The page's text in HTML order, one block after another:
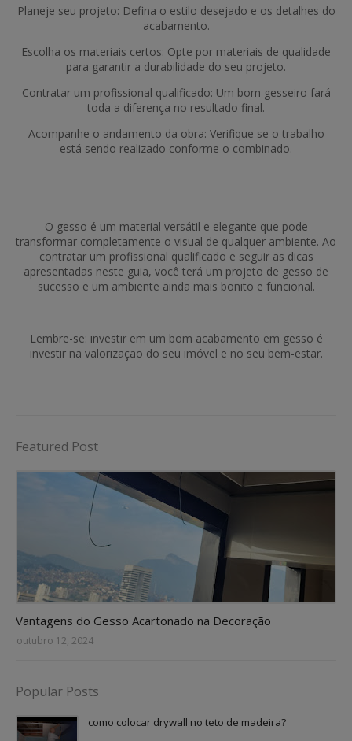
Planeje seu projeto: Defina o estilo desejado e os detalhes do
acabamento.
Escolha os materiais certos: Opte por materiais de qualidade
para garantir a durabilidade do seu projeto.
Contratar um profissional qualificado: Um bom gesseiro fará
toda a diferença no resultado final.
Acompanhe o andamento da obra: Verifique se o trabalho
está sendo realizado conforme o combinado.
O gesso é um material versátil e elegante que pode
transformar completamente o visual de qualquer ambiente. Ao
contratar um profissional qualificado e seguir as dicas
apresentadas neste guia, você terá um projeto de gesso de
sucesso e um ambiente ainda mais bonito e funcional.
Lembre-se: investir em um bom acabamento em gesso é
investir na valorização do seu imóvel e no seu bem-estar.
Featured Post
Vantagens do Gesso Acartonado na Decoração
outubro 12, 2024
Popular Posts
como colocar drywall no teto de madeira?